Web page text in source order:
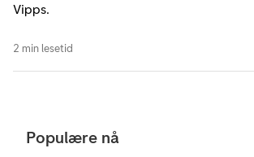
Vipps.
2 min lesetid
Populære nå